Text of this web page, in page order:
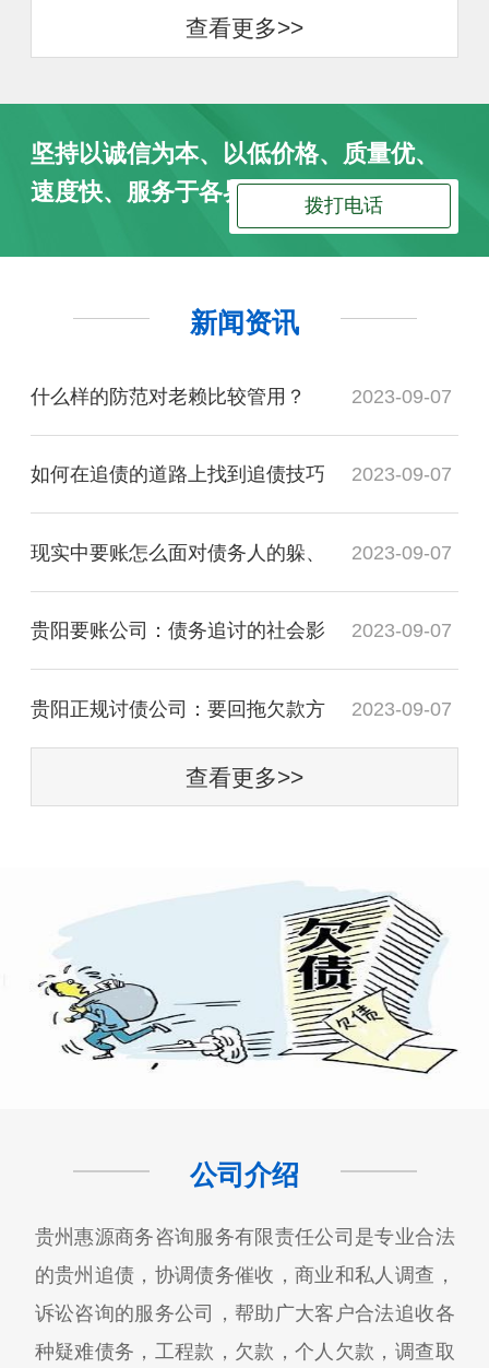
查看更多>>
坚持以诚信为本、以低价格、质量优、
速度快、服务于各界朋友
拨打电话
新闻资讯
什么样的防范对老赖比较管用？ 2023-09-07
如何在追债的道路上找到追债技巧 2023-09-07
现实中要账怎么面对债务人的躲、 2023-09-07
贵阳要账公司：债务追讨的社会影 2023-09-07
贵阳正规讨债公司：要回拖欠款方 2023-09-07
查看更多>>
公司介绍
贵州惠源商务咨询服务有限责任公司是专业合法
的贵州追债，协调债务催收，商业和私人调查，
诉讼咨询的服务公司，帮助广大客户合法追收各
种疑难债务，工程款，欠款，个人欠款，调查取